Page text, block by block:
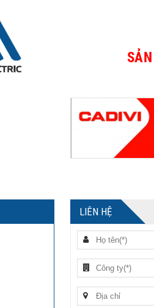
SẢN
LIÊN HỆ